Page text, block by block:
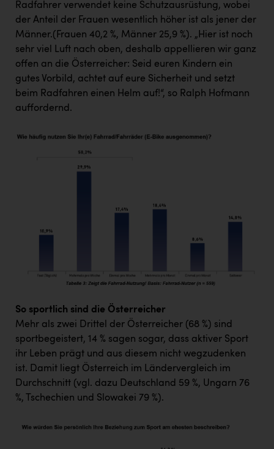
Radfahrer verwendet keine Schutzausrüstung, wobei
der Anteil der Frauen wesentlich höher ist als jener der
Männer.(Frauen 40,2 %, Männer 25,9 %). „Hier ist noch
sehr viel Luft nach oben, deshalb appellieren wir ganz
offen an die Österreicher: Seid euren Kindern ein
gutes Vorbild, achtet auf eure Sicherheit und setzt
beim Radfahren einen Helm auf!“, so Ralph Hofmann
auffordernd.
So sportlich sind die Österreicher
Mehr als zwei Drittel der Österreicher (68 %) sind
sportbegeistert, 14 % sagen sogar, dass aktiver Sport
ihr Leben prägt und aus diesem nicht wegzudenken
ist. Damit liegt Österreich im Ländervergleich im
Durchschnitt (vgl. dazu Deutschland 59 %, Ungarn 76
%, Tschechien und Slowakei 79 %).